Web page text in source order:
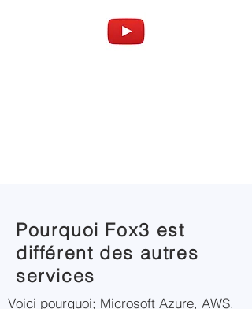
Pourquoi Fox3 est
différent des autres
services
Voici pourquoi; Microsoft Azure, AWS,